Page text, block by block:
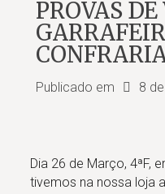
PROVAS
Publicado em 8
Dia 26 de Março, 4ªF,
tivemos na nossa loja